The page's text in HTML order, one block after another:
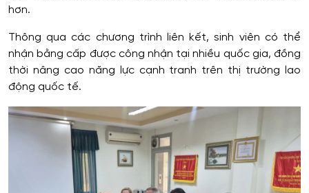
hơn.
Thông qua các chương trình liên kết, sinh viên có thể
nhận bằng cấp được công nhận tại nhiều quốc gia, đồng
thời nâng cao năng lực cạnh tranh trên thị trường lao
động quốc tế.